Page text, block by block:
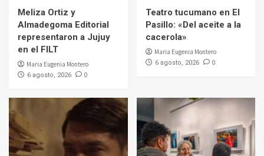
Meliza Ortiz y
Almadegoma Editorial
representaron a Jujuy
en el FILT
Maria Eugenia Montero
6 agosto, 2026 0
Teatro tucumano en El
Pasillo: «Del aceite a la
cacerola»
Maria Eugenia Montero
6 agosto, 2026 0